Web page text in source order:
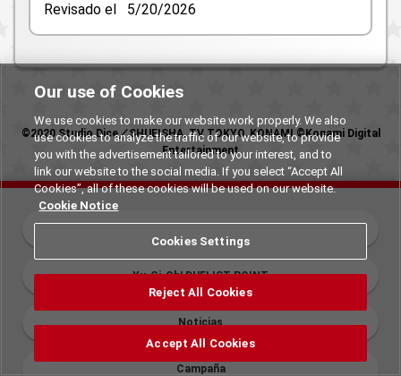
Revisado el 5/20/2026
©2020 Studio Dice／SHUEISHA, TV TOKYO, KONAMI ©Konami Digital
Entertainment
Yu-Gi-Oh! DUELIST POINT
Noticias
Campaña
Our use of Cookies
We use cookies to make our website work properly. We also
use cookies to analyze the traffic of our website, to provide
you with the advertisement tailored to your interest, and to
link our website to the social media. If you select “Accept All
Cookies”, all of these cookies will be used on our website.
Cookie Notice
Cookies Settings
Reject All Cookies
Accept All Cookies